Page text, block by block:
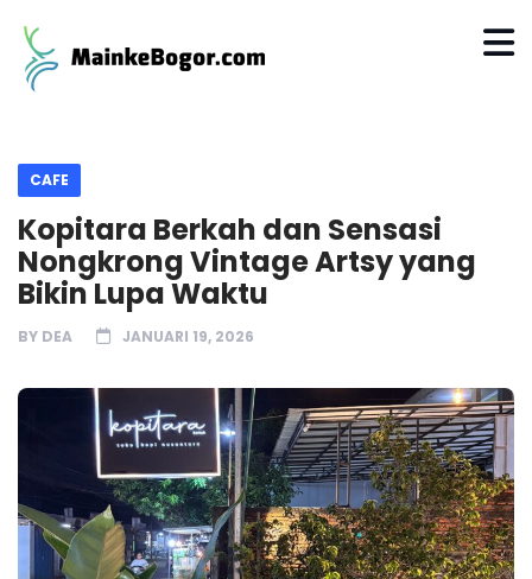
CAFE
Kopitara Berkah dan Sensasi
Nongkrong Vintage Artsy yang
Bikin Lupa Waktu
BY DEA JANUARI 19, 2026